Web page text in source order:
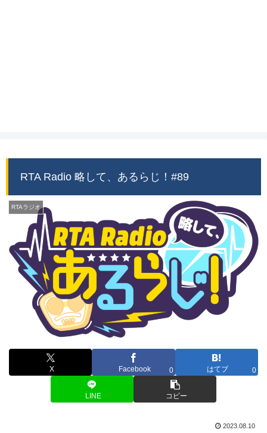
RTA Radio 略して、あるらじ！#89
RTAラジオ
X Facebook 0 はてブ 0
LINE コピー
2023.08.10